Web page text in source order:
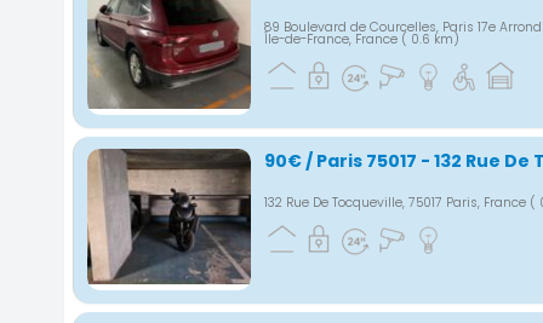
89 Boulevard de Courcelles, Paris 17e
Île-de-France, France ( 0.6 km)
90€ / Paris 75017 - 132 Rue
132 Rue De Tocqueville, 75017 Paris, France (